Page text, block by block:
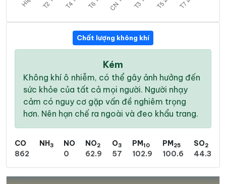
Chất lượng không khí
Kém
Không khí ô nhiễm, có thể gây ảnh hưởng đến
sức khỏe của tất cả mọi người. Người nhạy
cảm có nguy cơ gặp vấn đề nghiêm trọng
hơn. Nên hạn chế ra ngoài và đeo khẩu trang.
CO
862
NH3
NO
0
NO2
62.9
O3
57
PM10
102.9
PM25
100.6
SO2
44.3